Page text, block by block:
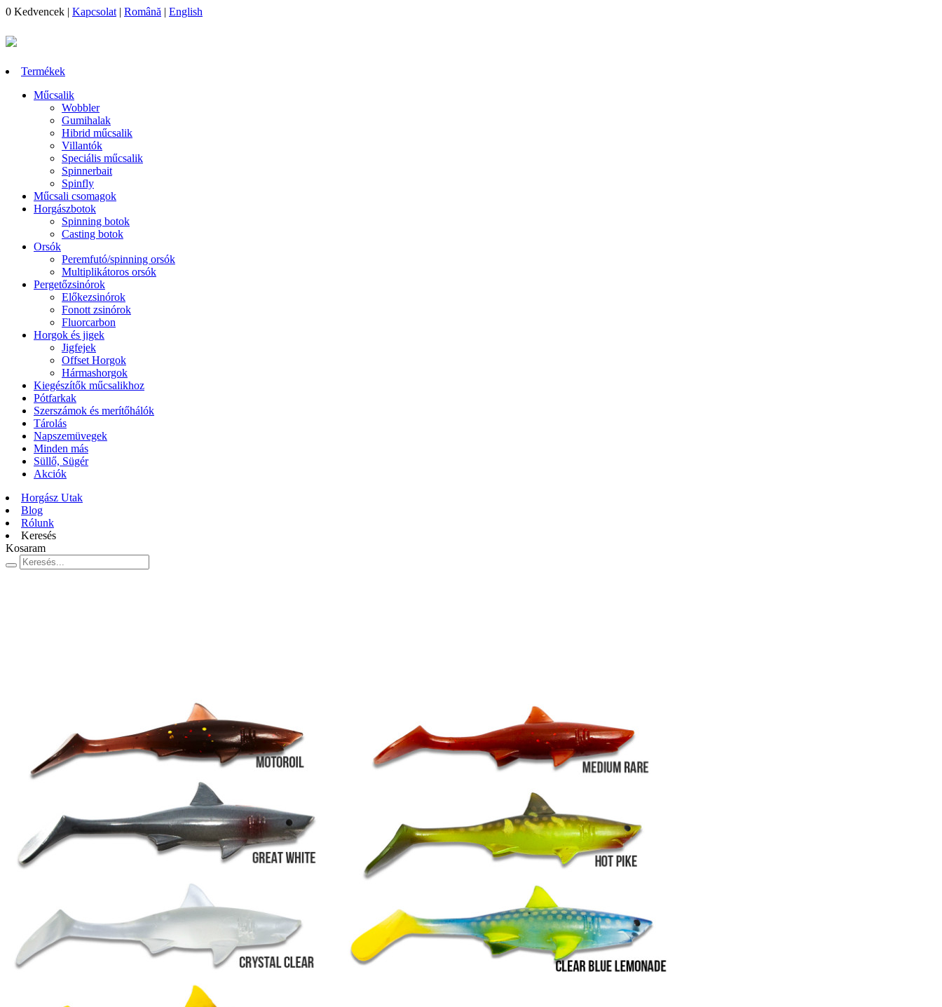
0 Kedvencek | Kapcsolat | Română | English
Termékek
Műcsalik
Wobbler
Gumihalak
Hibrid műcsalik
Villantók
Speciális műcsalik
Spinnerbait
Spinfly
Műcsali csomagok
Horgászbotok
Spinning botok
Casting botok
Orsók
Peremfutó/spinning orsók
Multiplikátoros orsók
Pergetőzsinórok
Előkezsinórok
Fonott zsinórok
Fluorcarbon
Horgok és jigek
Jigfejek
Offset Horgok
Hármashorgok
Kiegészítők műcsalikhoz
Pótfarkak
Szerszámok és merítőhálók
Tárolás
Napszemüvegek
Minden más
Süllő, Sügér
Akciók
Horgász Utak
Blog
Rólunk
Keresés
Kosaram